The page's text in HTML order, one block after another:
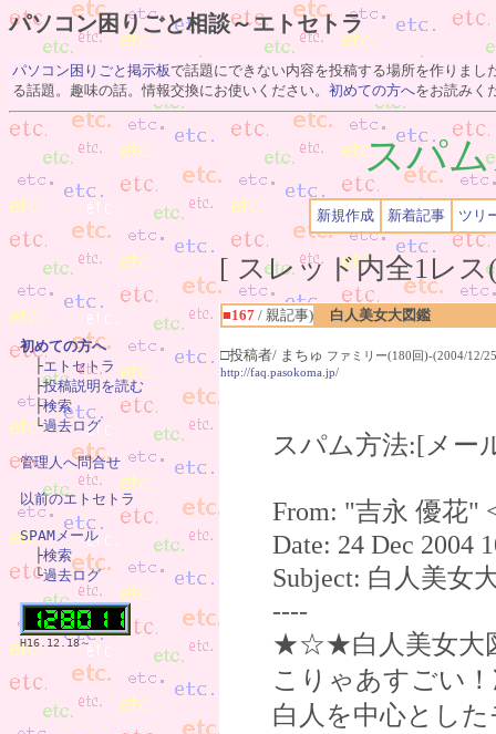
パソコン困りごと相談～エトセトラ
パソコン困りごと掲示板で話題にできない内容を投稿する場所を作りまし
る話題。趣味の話。情報交換にお使いください。 初めての方へをお読みく
スパ
新規作成 新着記事 ツリ
[ スレッド内全1レ
■167 / 親記事) 白人美女大図鑑
□投稿者/ まちゅ ファミリー(180回)-(2004/12/
http://faq.pasokoma.jp/
スパム方法:[メ
From: "吉永 優花"
Date: 24 Dec 2004
Subject: 白人美女
----
★☆★白人美女
こりゃあすごい
白人を中心とし
初めての方へ
├エトセトラ
├投稿説明を読む
├検索
└過去ログ
管理人へ問合せ
以前のエトセトラ
SPAMメール
├検索
└過去ログ
H16.12.18～